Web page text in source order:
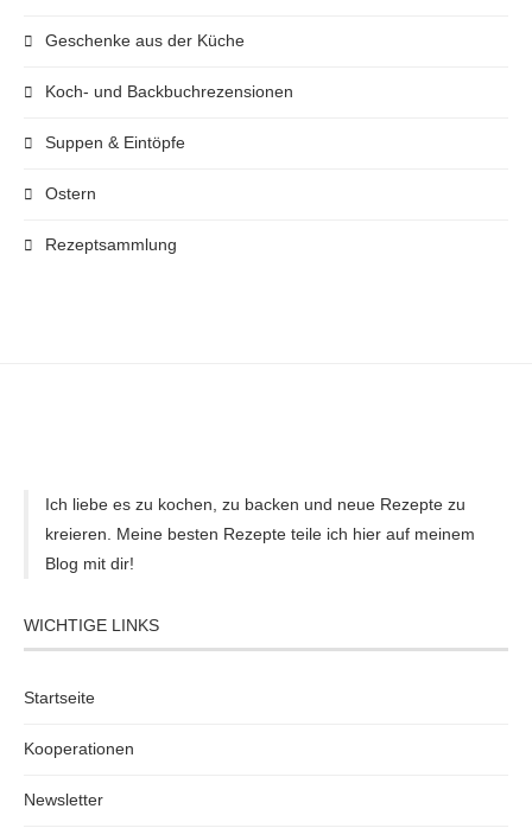
Geschenke aus der Küche
Koch- und Backbuchrezensionen
Suppen & Eintöpfe
Ostern
Rezeptsammlung
Ich liebe es zu kochen, zu backen und neue Rezepte zu
kreieren. Meine besten Rezepte teile ich hier auf meinem
Blog mit dir!
WICHTIGE LINKS
Startseite
Kooperationen
Newsletter